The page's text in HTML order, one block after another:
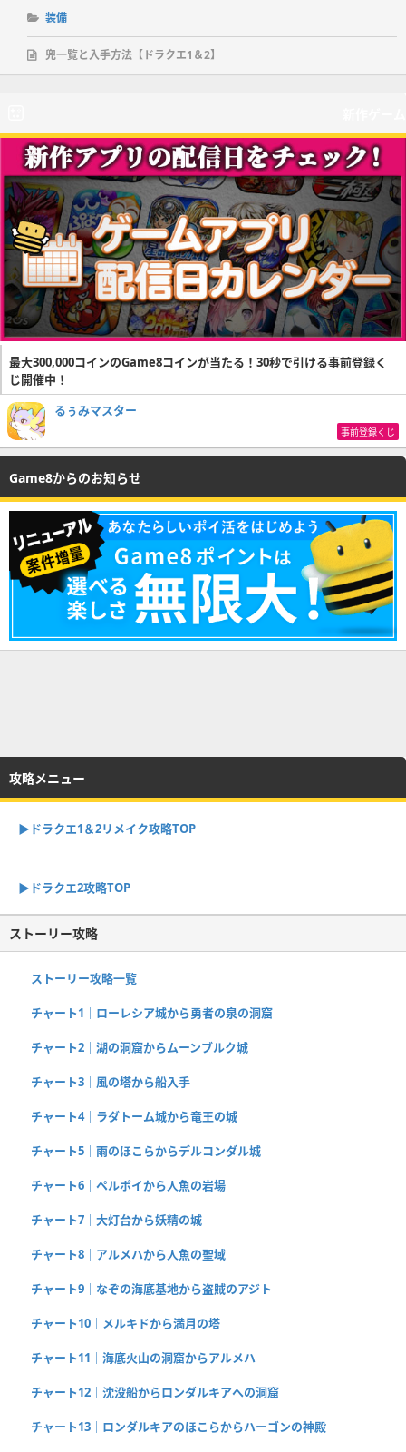
装備
兜一覧と入手方法【ドラクエ1＆2】
最大300,000コインのGame8コインが当たる！30秒で引ける事前登録く
じ開催中！
るぅみマスター
事前登録くじ
Game8からのお知らせ
攻略メニュー
▶︎ドラクエ1＆2リメイク攻略TOP
▶︎ドラクエ2攻略TOP
ストーリー攻略
ストーリー攻略一覧
チャート1｜ローレシア城から勇者の泉の洞窟
チャート2｜湖の洞窟からムーンブルク城
チャート3｜風の塔から船入手
チャート4｜ラダトーム城から竜王の城
チャート5｜雨のほこらからデルコンダル城
チャート6｜ペルポイから人魚の岩場
チャート7｜大灯台から妖精の城
チャート8｜アルメハから人魚の聖域
チャート9｜なぞの海底基地から盗賊のアジト
チャート10｜メルキドから満月の塔
チャート11｜海底火山の洞窟からアルメハ
チャート12｜沈没船からロンダルキアへの洞窟
チャート13｜ロンダルキアのほこらからハーゴンの神殿